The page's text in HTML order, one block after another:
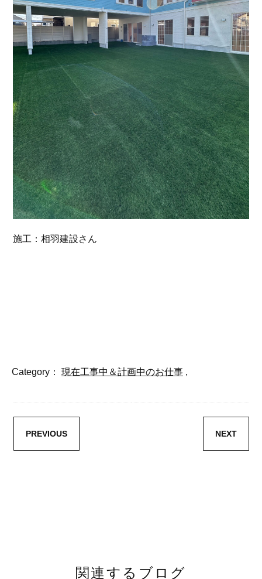
施工：相羽建設さん
Category： 現在工事中＆計画中のお仕事 ,
PREVIOUS NEXT
関連するブログ